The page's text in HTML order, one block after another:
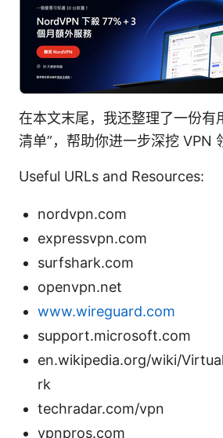
在本文末尾，我还整理了一份有
清单”，帮助你进一步深挖 VPN
Useful URLs and Resources:
nordvpn.com
expressvpn.com
surfshark.com
openvpn.net
www.wireguard.com
support.microsoft.com
en.wikipedia.org/wiki/
rk
techradar.com/vpn
vpnpros.com